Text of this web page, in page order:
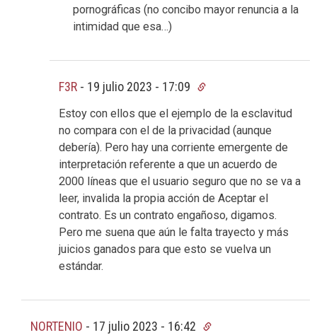
pornográficas (no concibo mayor renuncia a la
intimidad que esa…)
F3R - 19 julio 2023 - 17:09
Estoy con ellos que el ejemplo de la esclavitud
no compara con el de la privacidad (aunque
debería). Pero hay una corriente emergente de
interpretación referente a que un acuerdo de
2000 líneas que el usuario seguro que no se va a
leer, invalida la propia acción de Aceptar el
contrato. Es un contrato engañoso, digamos.
Pero me suena que aún le falta trayecto y más
juicios ganados para que esto se vuelva un
estándar.
NORTENIO - 17 julio 2023 - 16:42